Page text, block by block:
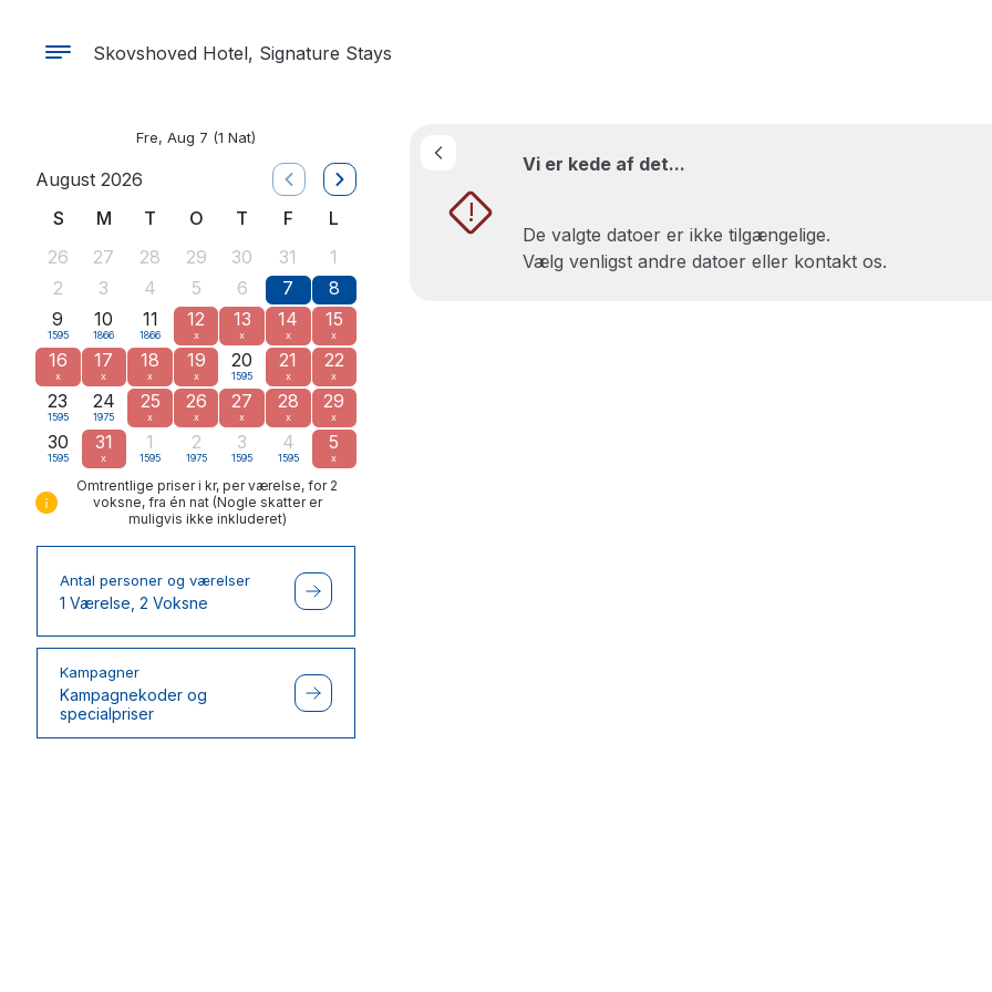
Skovshoved Hotel, Signature Stays
Fre, Aug 7 (1 Nat)
August 2026
S
M T O T F
L
26
27 28 29 30 31
1
2
3 4 5 6 7
8
9
1595
10
1866
11
1866
12
x
13
x
14
x
15
x
16
x
17
x
18
x
19
x
20
1595
21
x
22
x
23
1595
24
1975
25
x
26
x
27
x
28
x
29
x
30
1595
31
x
1
1595
2
1975
3
1595
4
1595
5
x
Omtrentlige priser i kr, per værelse, for 2
voksne, fra én nat (Nogle skatter er
muligvis ikke inkluderet)
Antal personer og værelser
1 Værelse, 2 Voksne
Kampagner
Kampagnekoder og
specialpriser
!
Vi er kede af det...
De valgte datoer er ikke tilgængelige.
Vælg venligst andre datoer eller kontakt os.